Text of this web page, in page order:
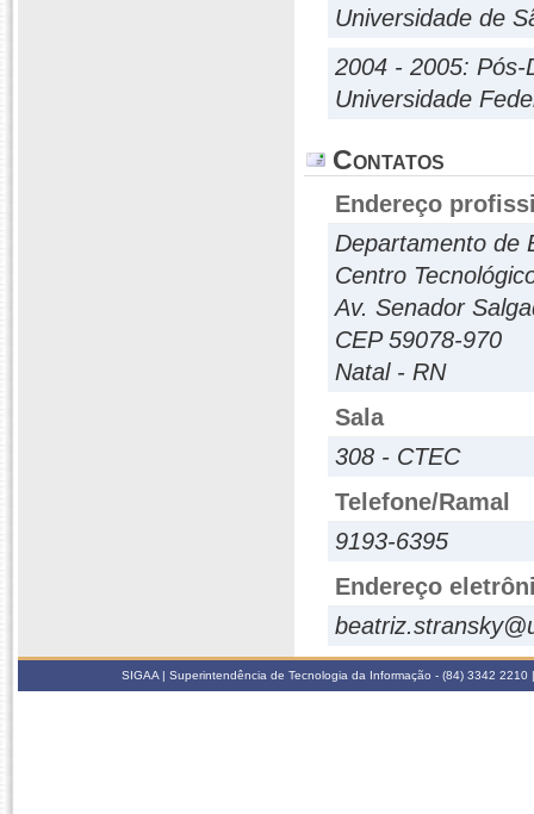
Universidade de
2004 - 2005: Pós-
Universidade
Contatos
Endereço
Departamento de
Centro
Av. Senador
CEP 59078-970
Natal - RN
Sala
308 - CTEC
Telefone/Ramal
9193-6395
Endereço
SIGAA | Superintendência de Tecnologia da Informação - (84) 3342